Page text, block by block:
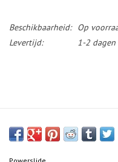
Beschikbaarheid: Op
Levertijd:
1-2 dagen